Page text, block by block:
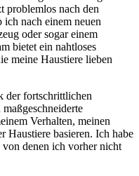
problemlos nach den
nach einem neuen
oder sogar einem‌
bietet ein nahtloses
meine Haustiere lieben
der ⁤fortschrittlichen
Verhalten, meinen
Haustiere basieren. Ich habe
denen ich vorher ⁤nicht